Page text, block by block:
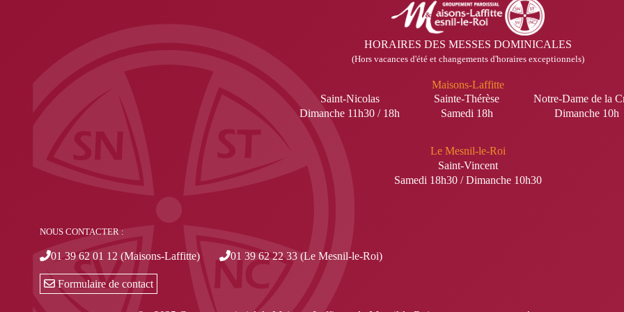
HORAIRES DES MESSES DOMINICALES
(Hors vacances d'été et changements d'horaires exceptionnels)
Maisons-Laffitte
Saint-Nicolas
Sainte-Thérèse
Notre-Dame de la
Dimanche 11h30 / 18h
Samedi 18h Dimanche 10h
Le Mesnil-le-Roi
Saint-Vincent
Samedi 18h30 / Dimanche 10h30
NOUS CONTACTER :
01 39 62 01 12 (Maisons-Laffitte) 01 39 62 22 33 (Le Mesnil-le-Roi)
Formulaire de contact